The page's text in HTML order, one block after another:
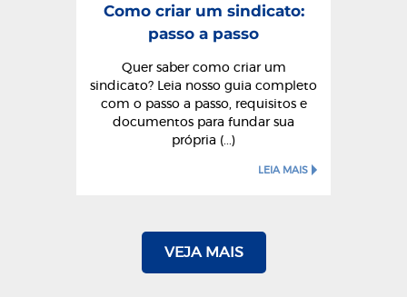
Como criar um sindicato:
passo a passo
Quer saber como criar um
sindicato? Leia nosso guia completo
com o passo a passo, requisitos e
documentos para fundar sua
própria (...)
LEIA MAIS
VEJA MAIS